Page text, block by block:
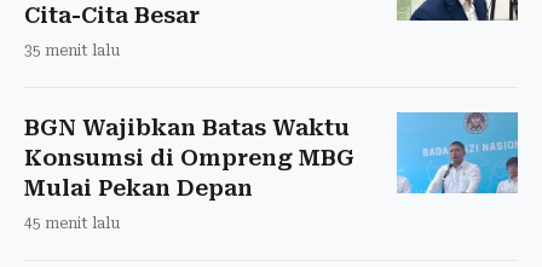
Cita-Cita Besar
35 menit lalu
BGN Wajibkan Batas Waktu
Konsumsi di Ompreng MBG
Mulai Pekan Depan
45 menit lalu